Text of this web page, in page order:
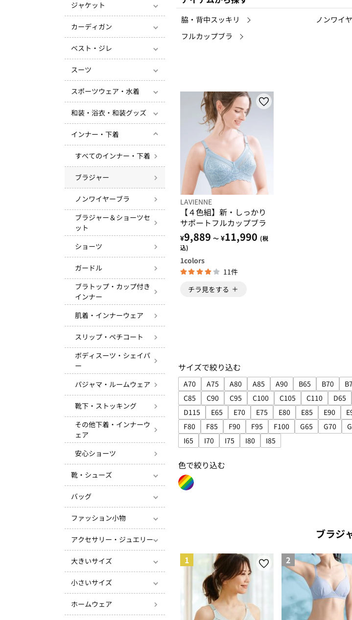
ジャケット
カーディガン
ベスト・ジレ
スーツ
スポーツウェア・水着
和装・浴衣・和装グッズ
インナー・下着
すべてのインナー・下着
ブラジャー
ノンワイヤーブラ
ブラジャー＆ショーツセ
ット
ショーツ
ガードル
ブラトップ・カップ付き
インナー
肌着・インナーウェア
スリップ・ペチコート
ボディスーツ・シェイパ
ー
パジャマ・ルームウェア
靴下・ストッキング
その他下着・インナーウ
ェア
安心ショーツ
靴・シューズ
バッグ
ファッション小物
アクセサリー・ジュエリー
大きいサイズ
小さいサイズ
ホームウェア
脇・背中スッキリ ノンワイ
フルカップブラ
LAVIENNE
【４色組】新・しっかり
サポートフルカップブラ
¥9,889 ～ ¥11,990 (税
込)
1colors
11件
チラ見をする
サイズで絞り込む
A70
サイズで絞り込み: A70
A75
サイズで絞り込み: A75
A80
サイズで絞り込み: A80
A85
サイズで絞り込み: A85
A90
サイズで絞り込み: A90
B65
サイズで絞り
B70
サイズ
C85
サイズで絞り込み: C85
C90
サイズで絞り込み: C90
C95
サイズで絞り込み: C95
C100
サイズで絞り込み: C100
C105
サイズで絞り込み:
C110
サイズで絞
D65
サ
D115
サイズで絞り込み: D115
E65
サイズで絞り込み: E65
E70
サイズで絞り込み: E70
E75
サイズで絞り込み: E75
E80
サイズで絞り込み:
E85
サイズで絞り
E90
サイズ
F80
サイズで絞り込み: F80
F85
サイズで絞り込み: F85
F90
サイズで絞り込み: F90
F95
サイズで絞り込み: F95
F100
サイズで絞り込み:
G65
サイズで絞り
G70
サイズ
I65
サイズで絞り込み: I65
I70
サイズで絞り込み: I70
I75
サイズで絞り込み: I75
I80
サイズで絞り込み: I80
I85
サイズで絞り込み: I85
色で絞り込む
ブラジ
1 2